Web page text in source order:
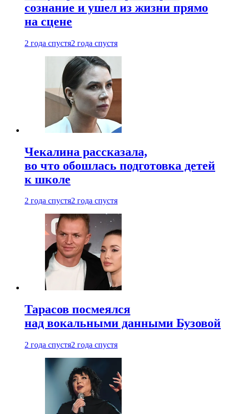
сознание и ушел из жизни прямо
на сцене
2 года спустя2 года спустя
Чекалина рассказала,
во что обошлась подготовка детей
к школе
2 года спустя2 года спустя
Тарасов посмеялся
над вокальными данными Бузовой
2 года спустя2 года спустя